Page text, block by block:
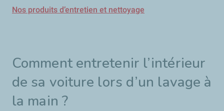
Nos produits d’entretien et nettoyage
Comment entretenir l’intérieur
de sa voiture lors d’un lavage à
la main ?